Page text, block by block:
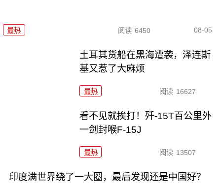
最热 阅读 6450 08-05
土耳其货船在黑海遭袭，泽连斯
基又惹了大麻烦
最热 阅读 16627
看不见就挨打！歼-15T百公里外
一剑封喉F-15J
最热 阅读 13507
印度满世界绕了一大圈，最后发现还是中国好？